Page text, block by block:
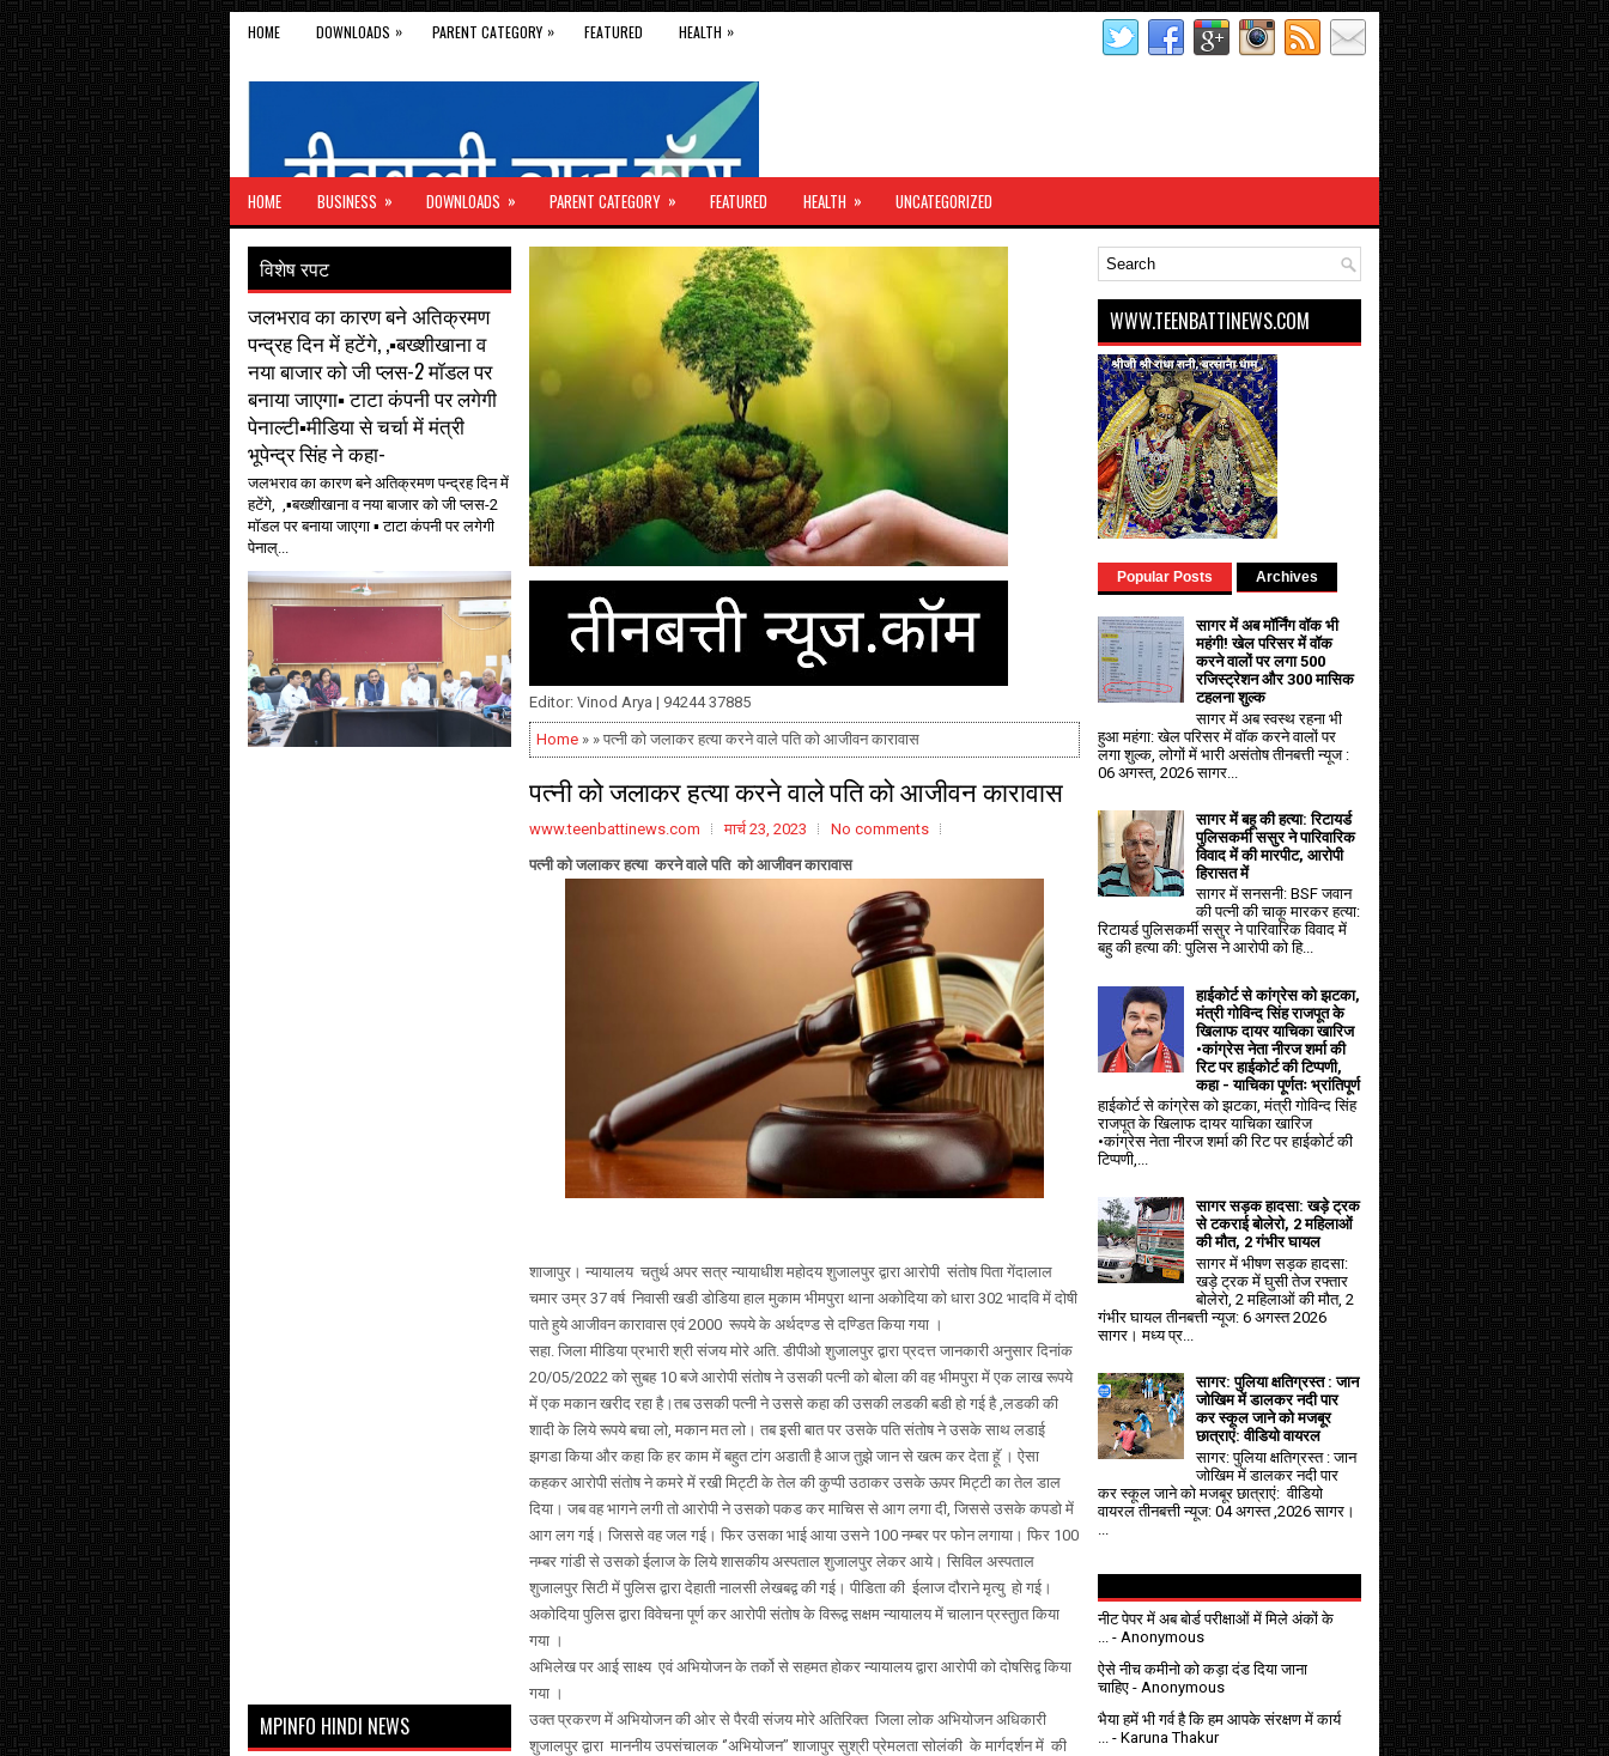
HOME DOWNLOADS » PARENT CATEGORY » FEATURED HEALTH »
HOME BUSINESS » DOWNLOADS » PARENT CATEGORY » FEATURED HEALTH » UNCATEGORIZED
Editor: Vinod Arya | 94244 37885
Home » » पत्नी को जलाकर हत्या करने वाले पति को आजीवन कारावास
पत्नी को जलाकर हत्या करने वाले पति को आजीवन कारावास
www.teenbattinews.com मार्च 23, 2023
No comments
पत्नी को जलाकर हत्या करने वाले पति को आजीवन कारावास
शाजापुर। न्यायालय चतुर्थ अपर सत्र न्यायाधीश महोदय शुजालपुर द्वारा आरोपी संतोष पिता गेंदालाल
चमार उम्र 37 वर्ष निवासी खडी डोडिया हाल मुकाम भीमपुरा थाना अकोदिया को धारा 302 भादवि में दोषी
पाते हुये आजीवन कारावास एवं 2000 रूपये के अर्थदण्ड से दण्डित किया गया ।
सहा. जिला मीडिया प्रभारी श्री संजय मोरे अति. डीपीओ शुजालपुर द्वारा प्रदत्त जानकारी अनुसार दिनांक
20/05/2022 को सुबह 10 बजे आरोपी संतोष ने उसकी पत्नी को बोला की वह भीमपुरा में एक लाख रूपये
में एक मकान खरीद रहा है।तब उसकी पत्नी ने उससे कहा की उसकी लडकी बडी हो गई है ,लडकी की
शादी के लिये रूपये बचा लो, मकान मत लो। तब इसी बात पर उसके पति संतोष ने उसके साथ लडाई
झगडा किया और कहा कि हर काम में बहुत टांग अडाती है आज तुझे जान से खत्म कर देता हॅू । ऐसा
कहकर आरोपी संतोष ने कमरे में रखी मिट्टी के तेल की कुप्पी उठाकर उसके ऊपर मिट्टी का तेल डाल
दिया। जब वह भागने लगी तो आरोपी ने उसको पकड कर माचिस से आग लगा दी, जिससे उसके कपडो में
आग लग गई। जिससे वह जल गई। फिर उसका भाई आया उसने 100 नम्बर पर फोन लगाया। फिर 100
नम्बर गांडी से उसको ईलाज के लिये शासकीय अस्पताल शुजालपुर लेकर आये। सिविल अस्पताल
शुजालपुर सिटी में पुलिस द्वारा देहाती नालसी लेखबद्व की गई। पीडिता की ईलाज दौराने मृत्यु हो गई।
अकोदिया पुलिस द्वारा विवेचना पूर्ण कर आरोपी संतोष के विरूद्व सक्षम न्यायालय में चालान प्रस्तुात किया
गया ।
अभिलेख पर आई साक्ष्य एवं अभियोजन के तर्को से सहमत होकर न्यायालय द्वारा आरोपी को दोषसिद्व किया
गया ।
उक्त प्रकरण में अभियोजन की ओर से पैरवी संजय मोरे अतिरिक्त जिला लोक अभियोजन अधिकारी
शुजालपुर द्वारा माननीय उपसंचालक ‘’अभियोजन’’ शाजापुर सुश्री प्रेमलता सोलंकी के मार्गदर्शन में की
विशेष रपट
जलभराव का कारण बने अतिक्रमण
पन्द्रह दिन में हटेंगे, ,▪️बख्शीखाना व
नया बाजार को जी प्लस-2 मॉडल पर
बनाया जाएगा▪️ टाटा कंपनी पर लगेगी
पेनाल्टी▪️मीडिया से चर्चा में मंत्री
भूपेन्द्र सिंह ने कहा-
जलभराव का कारण बने अतिक्रमण पन्द्रह दिन में
हटेंगे, ,▪️बख्शीखाना व नया बाजार को जी प्लस-2
मॉडल पर बनाया जाएगा ▪️ टाटा कंपनी पर लगेगी
पेनाल्...
MPINFO HINDI NEWS
WWW.TEENBATTINEWS.COM
Popular Posts Archives
सागर में अब मॉर्निंग वॉक भी
महंगी! खेल परिसर में वॉक
करने वालों पर लगा ₹500
रजिस्ट्रेशन और ₹300 मासिक
टहलना शुल्क
सागर में अब स्वस्थ रहना भी
हुआ महंगा: खेल परिसर में वॉक करने वालों पर
लगा शुल्क, लोगों में भारी असंतोष तीनबत्ती न्यूज :
06 अगस्त, 2026 सागर...
सागर में बहू की हत्या: रिटायर्ड
पुलिसकर्मी ससुर ने पारिवारिक
विवाद में की मारपीट, आरोपी
हिरासत में
सागर में सनसनी: BSF जवान
की पत्नी की चाकू मारकर हत्या:
रिटायर्ड पुलिसकर्मी ससुर ने पारिवारिक विवाद में
बहु की हत्या की: पुलिस ने आरोपी को हि...
हाईकोर्ट से कांग्रेस को झटका,
मंत्री गोविन्द सिंह राजपूत के
खिलाफ दायर याचिका खारिज
•कांग्रेस नेता नीरज शर्मा की
रिट पर हाईकोर्ट की टिप्पणी,
कहा - याचिका पूर्णतः भ्रांतिपूर्ण
हाईकोर्ट से कांग्रेस को झटका, मंत्री गोविन्द सिंह
राजपूत के खिलाफ दायर याचिका खारिज
•कांग्रेस नेता नीरज शर्मा की रिट पर हाईकोर्ट की
टिप्पणी,...
सागर सड़क हादसा: खड़े ट्रक
से टकराई बोलेरो, 2 महिलाओं
की मौत, 2 गंभीर घायल
सागर में भीषण सड़क हादसा:
खड़े ट्रक में घुसी तेज रफ्तार
बोलेरो, 2 महिलाओं की मौत, 2
गंभीर घायल तीनबत्ती न्यूज: 6 अगस्त 2026
सागर। मध्य प्र...
सागर: पुलिया क्षतिग्रस्त : जान
जोखिम में डालकर नदी पार
कर स्कूल जाने को मजबूर
छात्राएं: वीडियो वायरल
सागर: पुलिया क्षतिग्रस्त : जान
जोखिम में डालकर नदी पार
कर स्कूल जाने को मजबूर छात्राएं: वीडियो
वायरल तीनबत्ती न्यूज: 04 अगस्त ,2026 सागर।
नीट पेपर में अब बोर्ड परीक्षाओं में मिले अंकों के
- Anonymous
ऐसे नीच कमीनो को कड़ा दंड दिया जाना
चाहिए - Anonymous
भैया हमें भी गर्व है कि हम आपके संरक्षण में कार्य
- Karuna Thakur